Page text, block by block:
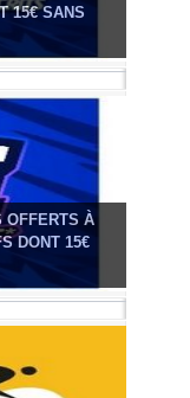
15€ SANS
OFFERTS À
DONT 15€